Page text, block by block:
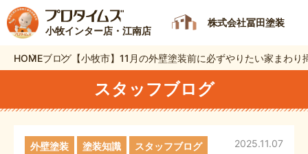
小牧インター店・江南店
株式会社冨田塗装
HOMEブログ 【小牧市】11月の外壁塗装前に必ずやりたい家まわり
スタッフブログ
2025.11.07
外壁塗装 塗装知識 スタッフブログ